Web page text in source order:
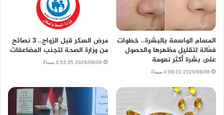
المسام الواسعة بالبشرة.. خطوات
فعّالة لتقليل مظهرها والحصول
على بشرة أكثر نعومة
2026/08/06 4:09:31 مساءً
مرض السكر قبل الزواج.. 3 نصائح
من وزارة الصحة لتجنب المضاعفات
2026/08/06 3:53:35 مساءً